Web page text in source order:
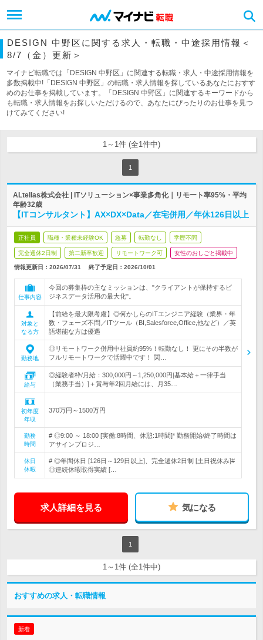
DESIGN 中野区に関する求人・転職・中途採用情報＜
8/7（金）更新＞
マイナビ転職では「DESIGN 中野区」に関連する転職・求人・中途採用情報を
多数掲載中!「DESIGN 中野区」の転職・求人情報を探しているあなたにおすす
めのお仕事を掲載しています。「DESIGN 中野区」に関連するキーワードから
も転職・求人情報をお探しいただけるので、あなたにぴったりのお仕事を見つ
けてみてください!
1～1件 (全1件中)
1
ALtellas株式会社 | ITソリューション×事業多角化｜リモート率95%・平均
年齢32歳
【ITコンサルタント】AX×DX×Data／在宅併用／年休126日以上
正社員 職種・業種未経験OK 急募 転勤なし 学歴不問
完全週休2日制 第二新卒歓迎 リモートワーク可 女性のおしごと掲載中
情報更新日：2026/07/31 終了予定日： 2026/10/01
仕事内容
今回の募集枠の主なミッションは、"クライアントが保持するビ
ジネスデータ活用の最大化"。
対象と
なる方
【前給を最大限考慮】◎何かしらのITエンジニア経験（業界・年
数・フェーズ不問／ITツール（BI,Salesforce,Office,他など）／英
語堪能な方は優遇
勤務地
◎リモートワーク併用中社員約95%！転勤なし！ 更にその半数が
フルリモートワークで活躍中です！ 関…
給与
◎経験者枠/月給：300,000円～1,250,000円[基本給＋一律手当
（業務手当）]＋賞与年2回月給には、月35…
初年度
年収
370万円～1500万円
勤務
時間
# ◎9:00 ～ 18:00 [実働:8時間、休憩:1時間]* 勤務開始/終了時間は
アサインプロジ…
休日
休暇
# ◎年間休日 [126日～129日以上]、完全週休2日制 [土日祝休み]#
◎連続休暇取得実績 […
求人詳細を見る 気になる
1
1～1件 (全1件中)
おすすめの求人・転職情報
新着